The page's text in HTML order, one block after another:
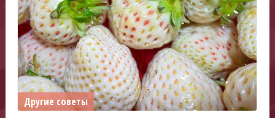
Другие советы